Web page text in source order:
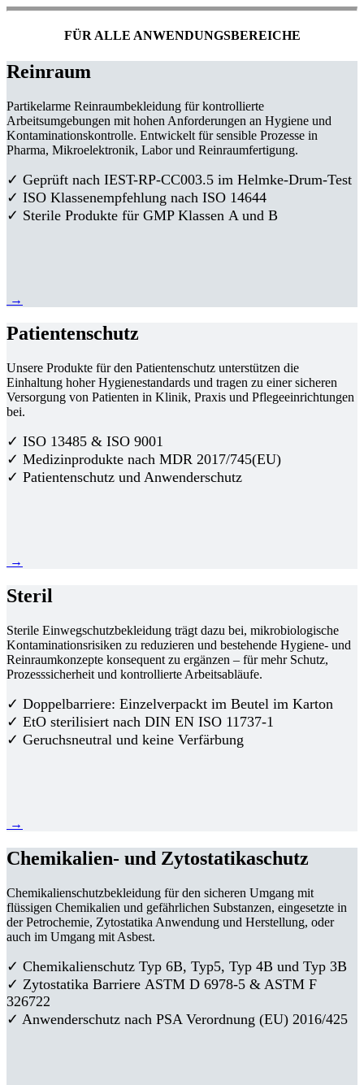
FÜR ALLE ANWENDUNGSBEREICHE
Reinraum
Partikelarme Reinraumbekleidung für kontrollierte
Arbeitsumgebungen mit hohen Anforderungen an Hygiene und
Kontaminationskontrolle. Entwickelt für sensible Prozesse in
Pharma, Mikroelektronik, Labor und Reinraumfertigung.
✓ Geprüft nach IEST-RP-CC003.5 im Helmke-Drum-Test
✓ ISO Klassenempfehlung nach ISO 14644
✓ Sterile Produkte für GMP Klassen A und B
→
Patientenschutz
Unsere Produkte für den Patientenschutz unterstützen die
Einhaltung hoher Hygienestandards und tragen zu einer sicheren
Versorgung von Patienten in Klinik, Praxis und Pflegeeinrichtungen
bei.
✓ ISO 13485 & ISO 9001
✓ Medizinprodukte nach MDR 2017/745(EU)
✓ Patientenschutz und Anwenderschutz
→
Steril
Sterile Einwegschutzbekleidung trägt dazu bei, mikrobiologische
Kontaminationsrisiken zu reduzieren und bestehende Hygiene- und
Reinraumkonzepte konsequent zu ergänzen – für mehr Schutz,
Prozesssicherheit und kontrollierte Arbeitsabläufe.
✓ Doppelbarriere: Einzelverpackt im Beutel im Karton
✓ EtO sterilisiert nach DIN EN ISO 11737-1
✓ Geruchsneutral und keine Verfärbung
→
Chemikalien- und Zytostatikaschutz
Chemikalienschutzbekleidung für den sicheren Umgang mit
flüssigen Chemikalien und gefährlichen Substanzen, eingesetzte in
der Petrochemie, Zytostatika Anwendung und Herstellung, oder
auch im Umgang mit Asbest.
✓ Chemikalienschutz Typ 6B, Typ5, Typ 4B und Typ 3B
✓ Zytostatika Barriere ASTM D 6978-5 & ASTM F
326722
✓ Anwenderschutz nach PSA Verordnung (EU) 2016/425